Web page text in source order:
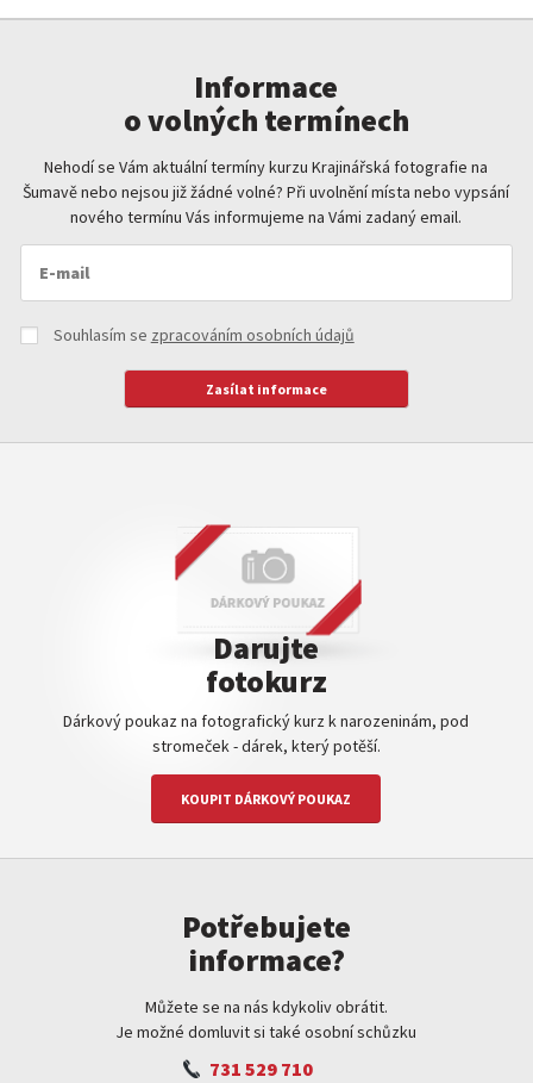
Informace
o volných termínech
Nehodí se Vám aktuální termíny kurzu Krajinářská fotografie na
Šumavě nebo nejsou již žádné volné? Při uvolnění místa nebo vypsání
nového termínu Vás informujeme na Vámi zadaný email.
Souhlasím se zpracováním osobních údajů
Darujte
fotokurz
Dárkový poukaz na fotografický kurz k narozeninám, pod
stromeček - dárek, který potěší.
KOUPIT DÁRKOVÝ POUKAZ
Potřebujete
informace?
Můžete se na nás kdykoliv obrátit.
Je možné domluvit si také osobní schůzku
731 529 710